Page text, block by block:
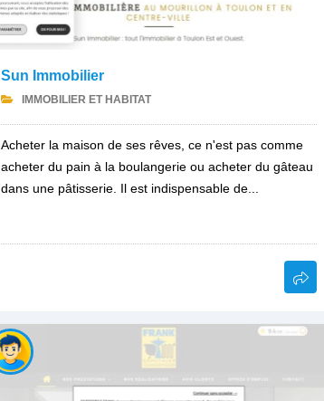
Sun Immobilier
IMMOBILIER ET HABITAT
Acheter la maison de ses rêves, ce n'est pas comme
acheter du pain à la boulangerie ou acheter du gâteau
dans une pâtisserie. Il est indispensable de...